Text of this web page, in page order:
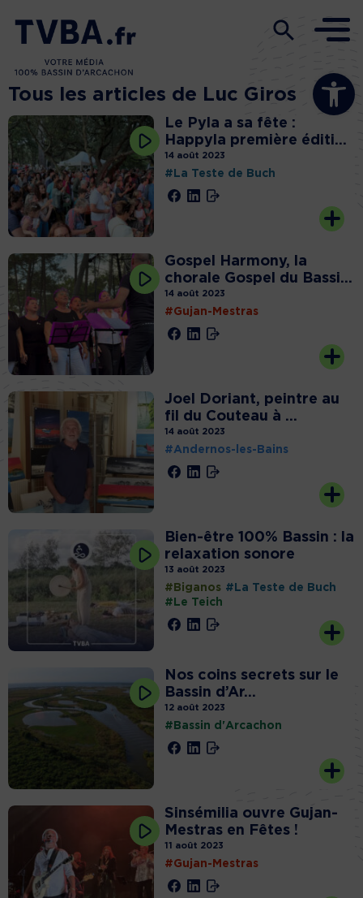
Ouvrir la
Tous les articles de Luc Giros
Le Pyla a sa fête :
Happyla première éditi...
14 août 2023
#La Teste de Buch
Gospel Harmony, la
chorale Gospel du Bassi...
14 août 2023
#Gujan-Mestras
Joel Doriant, peintre au
fil du Couteau à ...
14 août 2023
#Andernos-les-Bains
Bien-être 100% Bassin : la
relaxation sonore
13 août 2023
#Biganos #La Teste de Buch
#Le Teich
Nos coins secrets sur le
Bassin d’Ar...
12 août 2023
#Bassin d'Arcachon
Sinsémilia ouvre Gujan-
Mestras en Fêtes !
11 août 2023
#Gujan-Mestras